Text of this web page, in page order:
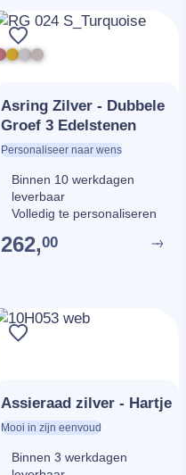
Asring Zilver - Dubbele
Groef 3 Edelstenen
Personaliseer naar wens
Binnen 10 werkdagen
leverbaar
Volledig te personaliseren
262,00
Assieraad zilver - Hartje
Mooi in zijn eenvoud
Binnen 3 werkdagen